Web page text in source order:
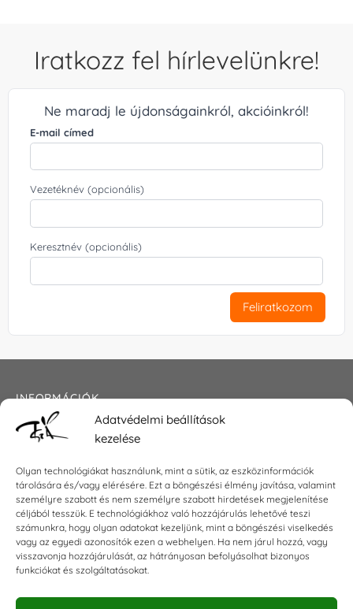
Adatvédelmi beállítások
kezelése
Olyan technológiákat használunk, mint a sütik, az eszközinformációk
tárolására és/vagy elérésére. Ezt a böngészési élmény javítása, valamint
személyre szabott és nem személyre szabott hirdetések megjelenítése
céljából tesszük. E technológiákhoz való hozzájárulás lehetővé teszi
számunkra, hogy olyan adatokat kezeljünk, mint a böngészési viselkedés
vagy az egyedi azonosítók ezen a webhelyen. Ha nem járul hozzá, vagy
visszavonja hozzájárulását, az hátrányosan befolyásolhat bizonyos
funkciókat és szolgáltatásokat.
Iratkozz fel hírlevelünkre!
Ne maradj le újdonságainkról, akcióinkról!
E-mail címed
Vezetéknév (opcionális)
Keresztnév (opcionális)
Feliratkozom
INFORMÁCIÓK
Általános szerződési feltételek
Impresszum
KAPCSOLAT
E-mail:shop@torokszilvi.com
Telefon: +36 30 6767872